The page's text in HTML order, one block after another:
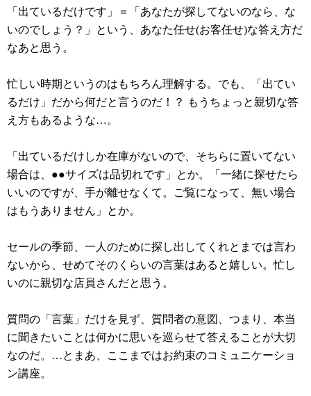
「出ているだけです」＝「あなたが探してないのなら、な
いのでしょう？」という、あなた任せ(お客任せ)な答え方だ
なあと思う。
忙しい時期というのはもちろん理解する。でも、「出てい
るだけ」だから何だと言うのだ！？ もうちょっと親切な答
え方もあるような…。
「出ているだけしか在庫がないので、そちらに置いてない
場合は、●●サイズは品切れです」とか。「一緒に探せたら
いいのですが、手が離せなくて。ご覧になって、無い場合
はもうありません」とか。
セールの季節、一人のために探し出してくれとまでは言わ
ないから、せめてそのくらいの言葉はあると嬉しい。忙し
いのに親切な店員さんだと思う。
質問の「言葉」だけを見ず、質問者の意図、つまり、本当
に聞きたいことは何かに思いを巡らせて答えることが大切
なのだ。…とまあ、ここまではお約束のコミュニケーショ
ン講座。